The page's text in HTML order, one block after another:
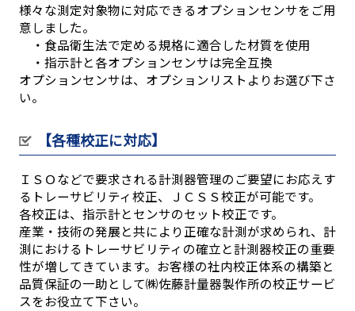
様々な測定対象物に対応できるオプションセンサをご用
意しました。
・食品衛生法で定める規格に適合した材質を使用
・指示計と各オプションセンサは完全互換
オプションセンサは、オプションリストよりお選び下さ
い。
【各種校正に対応】
ＩＳＯなどで要求される計測器管理のご要望にお応えす
るトレーサビリティ校正、ＪＣＳＳ校正が可能です。
各校正は、指示計とセンサのセット校正です。
産業・技術の発展と共により正確な計測が求められ、計
測におけるトレーサビリティの確立と計測器校正の重要
性が増してきています。お客様の社内校正体系の構築と
品質保証の一助として㈱佐藤計量器製作所の校正サービ
スをお役立て下さい。